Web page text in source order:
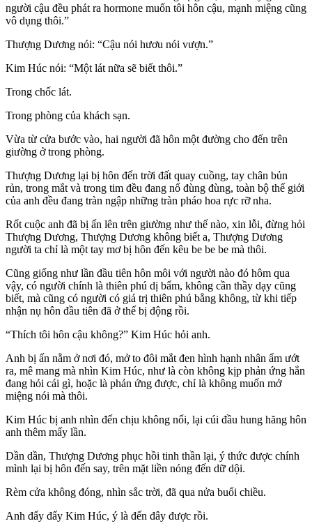
người cậu đều phát ra hormone muốn tôi hôn cậu, mạnh miệng cũng
vô dụng thôi.”
Thượng Dương nói: “Cậu nói hươu nói vượn.”
Kim Húc nói: “Một lát nữa sẽ biết thôi.”
Trong chốc lát.
Trong phòng của khách sạn.
Vừa từ cửa bước vào, hai người đã hôn một đường cho đến trên
giường ở trong phòng.
Thượng Dương lại bị hôn đến trời đất quay cuồng, tay chân bủn
rủn, trong mắt và trong tim đều đang nổ đùng đùng, toàn bộ thế giới
của anh đều đang tràn ngập những tràn pháo hoa rực rỡ nha.
Rốt cuộc anh đã bị ấn lên trên giường như thế nào, xin lỗi, đừng hỏi
Thượng Dương, Thượng Dương không biết a, Thượng Dương
người ta chỉ là một tay mơ bị hôn đến kêu be be be mà thôi.
Cũng giống như lần đầu tiên hôn môi với người nào đó hôm qua
vậy, có người chính là thiên phú dị bẩm, không cần thầy dạy cũng
biết, mà cũng có người có giá trị thiên phú bằng không, từ khi tiếp
nhận nụ hôn đầu tiên đã ở thế bị động rồi.
“Thích tôi hôn cậu không?” Kim Húc hỏi anh.
Anh bị ấn nằm ở nơi đó, mở to đôi mắt đen hình hạnh nhân ẩm ướt
ra, mê mang mà nhìn Kim Húc, như là còn không kịp phản ứng hắn
đang hỏi cái gì, hoặc là phản ứng được, chỉ là không muốn mở
miệng nói mà thôi.
Kim Húc bị anh nhìn đến chịu không nổi, lại cúi đầu hung hăng hôn
anh thêm mấy lần.
Dần dần, Thượng Dương phục hồi tinh thần lại, ý thức được chính
mình lại bị hôn đến say, trên mặt liền nóng đến dữ dội.
Rèm cửa không đóng, nhìn sắc trời, đã qua nửa buổi chiều.
Anh đẩy đẩy Kim Húc, ý là đến đây được rồi.